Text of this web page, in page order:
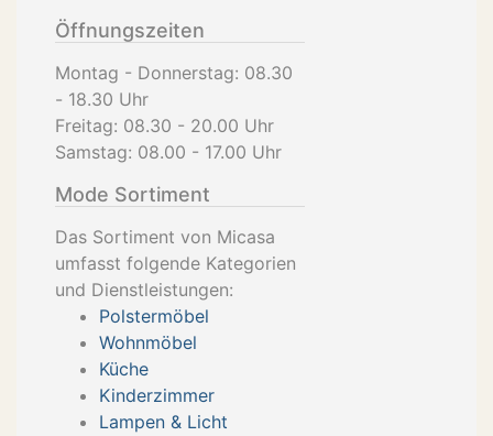
Öffnungszeiten
Montag - Donnerstag: 08.30
- 18.30 Uhr
Freitag: 08.30 - 20.00 Uhr
Samstag: 08.00 - 17.00 Uhr
Mode Sortiment
Das Sortiment von Micasa
umfasst folgende Kategorien
und Dienstleistungen:
Polstermöbel
Wohnmöbel
Küche
Kinderzimmer
Lampen & Licht